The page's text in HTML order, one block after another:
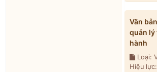
Văn
quản lý
hành
Loại:
Hiệu lực: